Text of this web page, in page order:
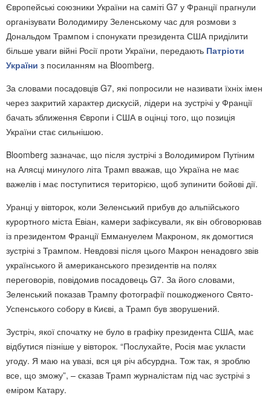
Європейські союзники України на саміті G7 у Франції прагнули
організувати Володимиру Зеленському час для розмови з
Дональдом Трампом і спонукати президента США приділити
більше уваги війні Росії проти України, передають Патріоти
України з посиланням на Bloomberg.
За словами посадовців G7, які попросили не називати їхніх імен
через закритий характер дискусій, лідери на зустрічі у Франції
бачать зближення Європи і США в оцінці того, що позиція
України стає сильнішою.
Bloomberg зазначає, що після зустрічі з Володимиром Путіним
на Алясці минулого літа Трамп вважав, що Україна не має
важелів і має поступитися територією, щоб зупинити бойові дії.
Уранці у вівторок, коли Зеленський прибув до альпійського
курортного міста Евіан, камери зафіксували, як він обговорював
із президентом Франції Еммануелем Макроном, як домогтися
зустрічі з Трампом. Невдовзі після цього Макрон ненадовго звів
українського й американського президентів на полях
переговорів, повідомив посадовець G7. За його словами,
Зеленський показав Трампу фотографії пошкодженого Свято-
Успенського собору в Києві, а Трамп був зворушений.
Зустріч, якої спочатку не було в графіку президента США, має
відбутися пізніше у вівторок. “Послухайте, Росія має укласти
угоду. Я маю на увазі, вся ця річ абсурдна. Тож так, я зроблю
все, що зможу”, – сказав Трамп журналістам під час зустрічі з
еміром Катару.